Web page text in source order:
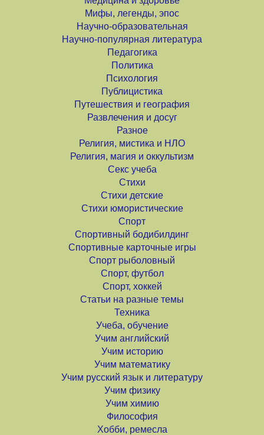
Мифы, легенды, эпос
Научно-образовательная
Научно-популярная литература
Педагогика
Политика
Психология
Публицистика
Путешествия и география
Развлечения и досуг
Разное
Религия, мистика и НЛО
Религия, магия и оккультизм
Секс учеба
Стихи
Стихи детские
Стихи юмористические
Спорт
Спортивный бодибилдинг
Спортивные карточные игры
Спорт рыболовный
Спорт, футбол
Спорт, хоккей
Статьи на разные темы
Техника
Учеба, обучение
Учим английский
Учим историю
Учим математику
Учим русский язык и литературу
Учим физику
Учим химию
Философия
Хобби, ремесла